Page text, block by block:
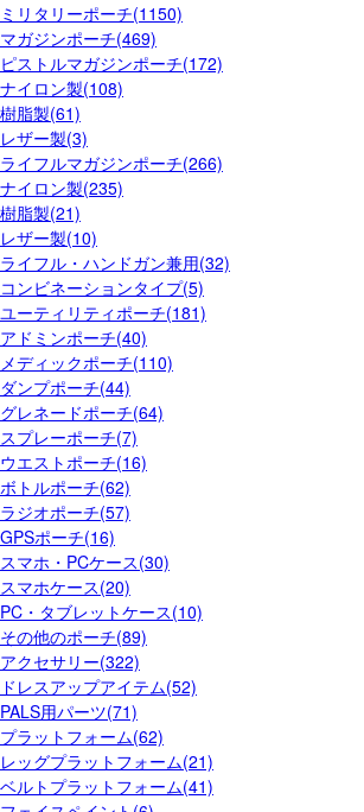
ミリタリーポーチ(1150)
マガジンポーチ(469)
ピストルマガジンポーチ(172)
ナイロン製(108)
樹脂製(61)
レザー製(3)
ライフルマガジンポーチ(266)
ナイロン製(235)
樹脂製(21)
レザー製(10)
ライフル・ハンドガン兼用(32)
コンビネーションタイプ(5)
ユーティリティポーチ(181)
アドミンポーチ(40)
メディックポーチ(110)
ダンプポーチ(44)
グレネードポーチ(64)
スプレーポーチ(7)
ウエストポーチ(16)
ボトルポーチ(62)
ラジオポーチ(57)
GPSポーチ(16)
スマホ・PCケース(30)
スマホケース(20)
PC・タブレットケース(10)
その他のポーチ(89)
アクセサリー(322)
ドレスアップアイテム(52)
PALS用パーツ(71)
プラットフォーム(62)
レッグプラットフォーム(21)
ベルトプラットフォーム(41)